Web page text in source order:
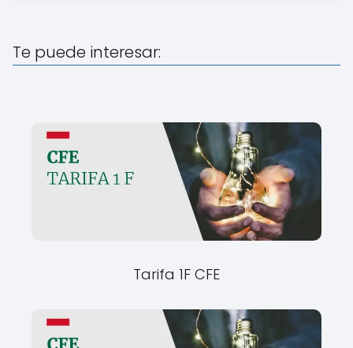
Te puede interesar:
Tarifa 1F CFE